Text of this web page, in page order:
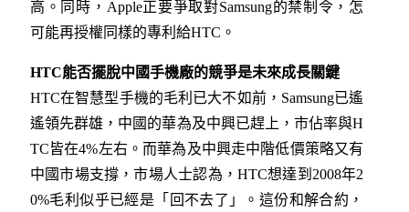
高。同時，Apple正要爭取對Samsung的禁制令，怎
可能再授權同樣的專利給HTC。
HTC能否擺脫中國手機廠的競爭是未來成長關鍵
HTC在智慧型手機的毛利已大不如前，Samsung已遙
遙領先群雄，中國的華為及中興已趕上，市佔率與H
TC皆在4%左右。而華為及中興走中階低價策略又有
中國市場支撐，市場人士認為，HTC想達到2008年2
0%毛利似乎已經是「回不去了」。這份和解合約，